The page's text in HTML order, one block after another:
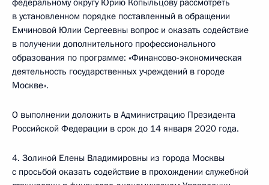
федеральному округу Юрию Копыльцову рассмотреть
в установленном порядке поставленный в обращении
Емчиновой Юлии Сергеевны вопрос и оказать содействие
в получении дополнительного профессионального
образования по программе: «Финансово-экономическая
деятельность государственных учреждений в городе
Москве».
О выполнении доложить в Администрацию Президента
Российской Федерации в срок до 14 января 2020 года.
4. Золиной Елены Владимировны из города Москвы
с просьбой оказать содействие в прохождении служебной